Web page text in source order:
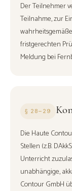
Der Teilnehmer
Teilnahme, zur
fristgerechten
Meldung bei
§ 28–29
Die Haute
Stellen (z.B.
Unterricht
unabhängige,
Contour GmbH